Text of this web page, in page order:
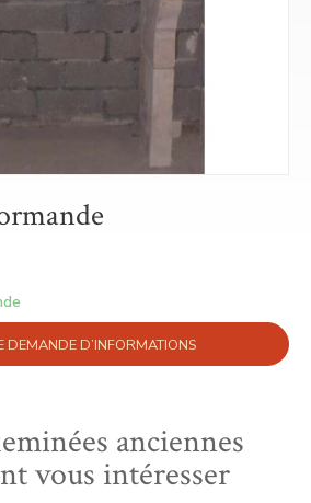
DEMANDE D’INFORMATIONS
anciennes
vous intéresser